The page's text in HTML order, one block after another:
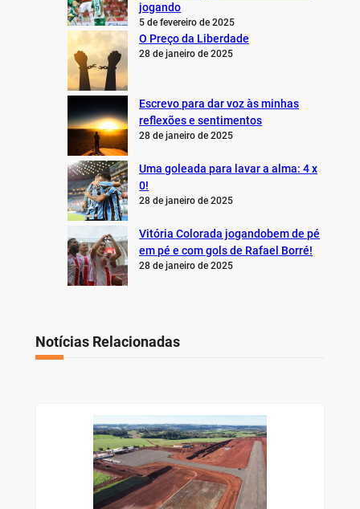
jogando
5 de fevereiro de 2025
O Preço da Liberdade
28 de janeiro de 2025
Escrevo para dar voz às minhas
reflexões e sentimentos
28 de janeiro de 2025
Uma goleada para lavar a alma: 4 x
0!
28 de janeiro de 2025
Vitória Colorada jogandobem de pé
em pé e com gols de Rafael Borré!
28 de janeiro de 2025
Notícias Relacionadas